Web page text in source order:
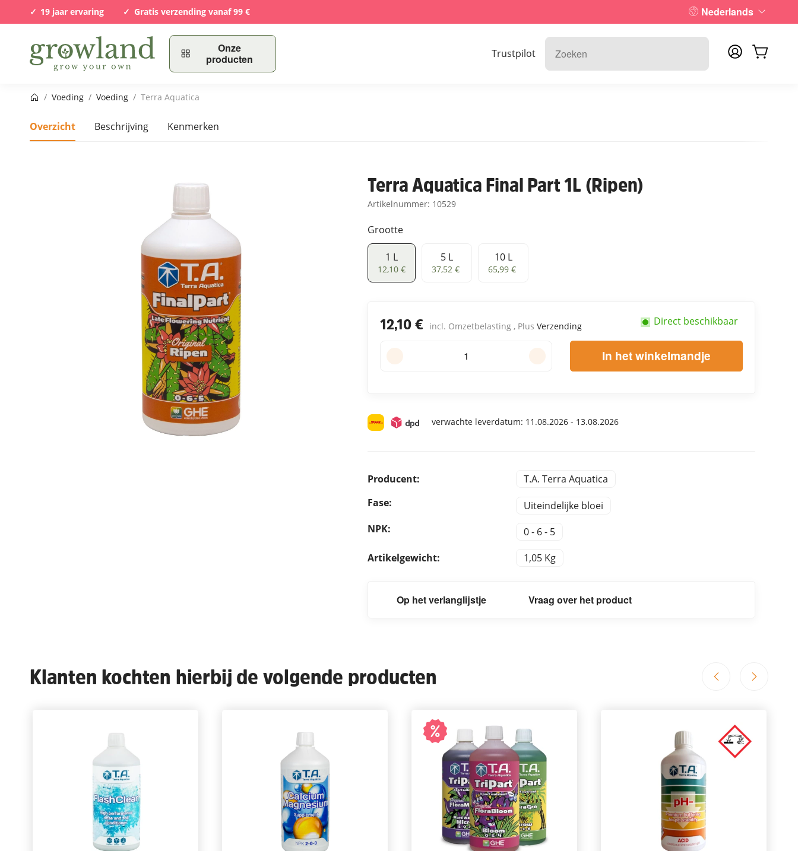
19 jaar ervaring Gratis verzending vanaf 99 € Nederlands
Onze
producten
Trustpilot
Startpagina
/ Voeding / Voeding / Terra Aquatica
Overzicht Beschrijving Kenmerken
Terra Aquatica Final Part 1L (Ripen)
Artikelnummer: 10529
Grootte
1 L
1 L
12,10 €
5 L
5 L
37,52 €
10 L
10 L
65,99 €
12,10 € incl. Omzetbelasting , PlusVerzending Direct beschikbaar
In het winkelmandje
verwachte leverdatum: 11.08.2026 - 13.08.2026
Producent:
T.A. Terra Aquatica
Fase:
Uiteindelijke bloei
NPK:
0 - 6 - 5
Artikelgewicht:
1,05 Kg
Op het verlanglijstje Vraag over het product
Klanten kochten hierbij de volgende producten